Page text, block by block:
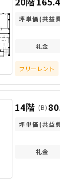
坪単価(共益
礼金
フリーレント
14階 (B)
坪単価(共益
礼金